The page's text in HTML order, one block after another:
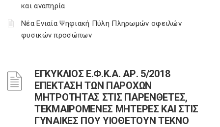
και αναπηρία
Νέα Ενιαία Ψηφιακή Πύλη Πληρωμών οφειλών
φυσικών προσώπων
ΕΓΚΥΚΛΙΟΣ Ε.Φ.Κ.Α. ΑΡ. 5/2018
ΕΠΕΚΤΑΣΗ ΤΩΝ ΠΑΡΟΧΩΝ
ΜΗΤΡΟΤΗΤΑΣ ΣΤΙΣ ΠΑΡΕΝΘΕΤΕΣ,
ΤΕΚΜΑΙΡΟΜΕΝΕΣ ΜΗΤΕΡΕΣ ΚΑΙ ΣΤΙΣ
ΓΥΝΑΙΚΕΣ ΠΟΥ ΥΙΟΘΕΤΟΥΝ ΤΕΚΝΟ